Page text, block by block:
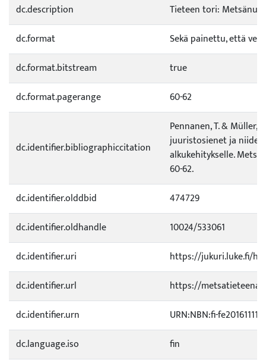
dc.description
Tieteen tori:
dc.format
Sekä painettu, että
dc.format.bitstream
true
dc.format.pagerange
60-62
dc.identifier.bibliographiccitation
Pennanen, T. & Müller,
juuristosienet ja
alkukehitykselle.
60-62.
dc.identifier.olddbid
474729
dc.identifier.oldhandle
10024/533061
dc.identifier.uri
https://jukuri.luke.fi/
dc.identifier.url
https://
dc.identifier.urn
URN:NBN:fi-
dc.language.iso
fin